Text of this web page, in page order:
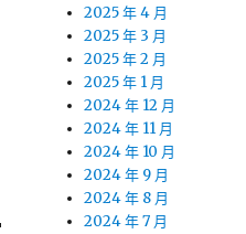
2025 年 4 月
2025 年 3 月
2025 年 2 月
2025 年 1 月
2024 年 12 月
2024 年 11 月
2024 年 10 月
2024 年 9 月
2024 年 8 月
2024 年 7 月